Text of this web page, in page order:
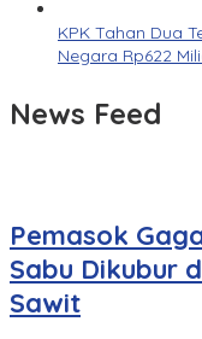
KPK Tahan Dua
Negara Rp622
News Feed
Pemasok
Sabu Dikubur
Sawit